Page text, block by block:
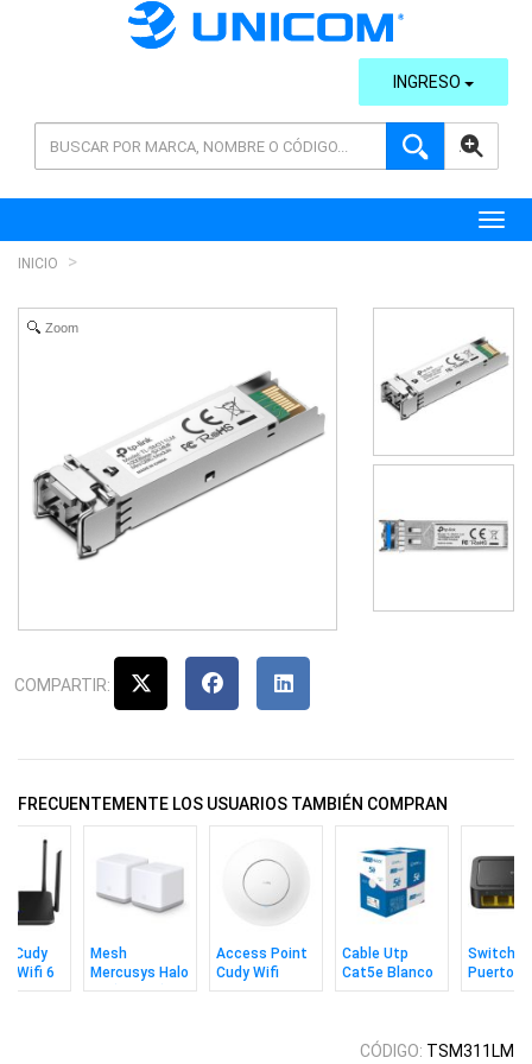
AVANZADA
INGRESO
INICIO
Zoom
COMPARTIR:
FRECUENTEMENTE LOS USUARIOS TAMBIÉN COMPRAN
Cudy
Wifi 6
Doble
Mesh
Mercusys Halo
S3 (2 Pack)
Access Point
Cudy Wifi
Ac1200 Con
Cable Utp
Cat5e Blanco
305m MPT
Switch
Puertos
10/
CÓDIGO: TSM311LM